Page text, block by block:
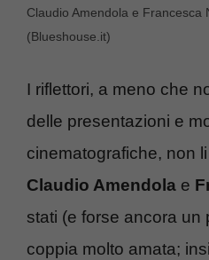
Claudio Amendola e Francesca
(Blueshouse.it)
I riflettori, a meno che
delle presentazioni e
cinematografiche, non
Claudio Amendola e
stati (e forse ancora un
coppia molto amata;